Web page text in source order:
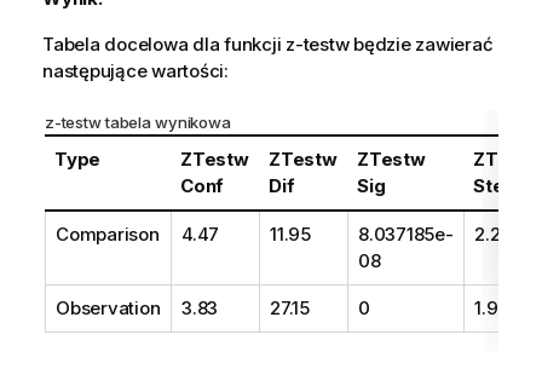
Tabela docelowa dla funkcji z-testwbędzie zawierać
następujące wartości:
z-testwtabela wynikowa
Type
ZTestw
Conf
ZTestw
Dif
ZTestw
Sig
ZTestw
Sterr
Comparison 4.47 11.95
8.037185e-
08
2.28
Observation 3.83 27.15 0 1.95